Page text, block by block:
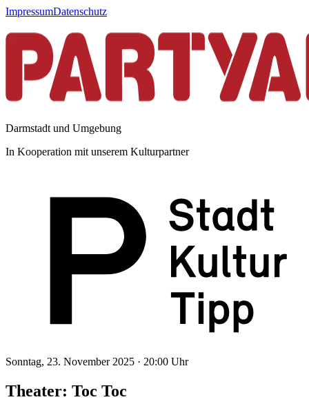
ImpressumDatenschutz
Darmstadt und Umgebung
In Kooperation mit unserem Kulturpartner
Sonntag, 23. November 2025 · 20:00 Uhr
Theater: Toc Toc